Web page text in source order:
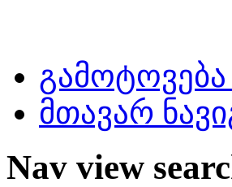
მთავარ
Nav view